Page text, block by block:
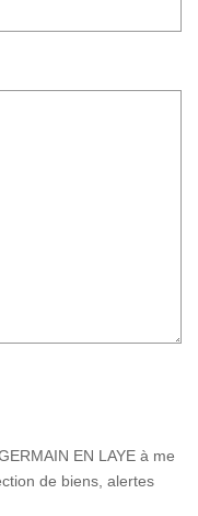
EN LAYE à me
de biens, alertes